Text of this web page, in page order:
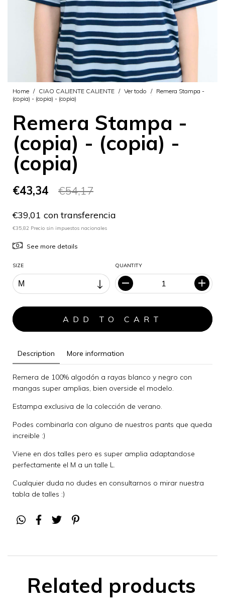
Home / CIAO CALIENTE CALIENTE / Ver todo / Remera Stampa -
(copia) - (copia) - (copia)
Remera Stampa -
(copia) - (copia) -
(copia)
€43,34 €54,17
€39,01 con transferencia
€35,82 Precio sin impuestos nacionales
See more details
SIZE QUANTITY
Description More information
Remera de 100% algodón a rayas blanco y negro con
mangas super amplias, bien overside el modelo.
Estampa exclusiva de la colección de verano.
Podes combinarla con alguno de nuestros pants que queda
increible :)
Viene en dos talles pero es super amplia adaptandose
perfectamente el M a un talle L.
Cualquier duda no dudes en consultarnos o mirar nuestra
tabla de talles :)
Related products